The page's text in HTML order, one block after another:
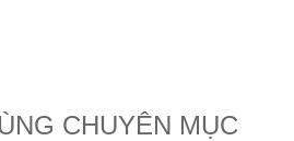
CHUYÊN MỤC